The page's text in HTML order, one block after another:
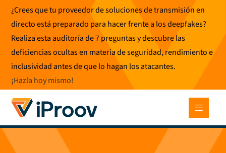
contenido
¿Crees que tu proveedor de soluciones de transmisión en
directo está preparado para hacer frente a los deepfakes?
Realiza esta auditoría de 7 preguntas y descubre las
deficiencias ocultas en materia de seguridad, rendimiento e
inclusividad antes de que lo hagan los atacantes.
¡Hazla hoy mismo!